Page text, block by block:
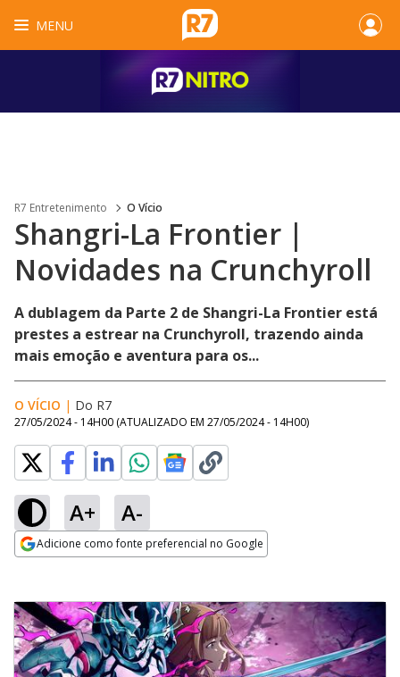
MENU
R7 Entretenimento O Vício
Shangri-La Frontier |
Novidades na Crunchyroll
A dublagem da Parte 2 de Shangri-La Frontier está
prestes a estrear na Crunchyroll, trazendo ainda
mais emoção e aventura para os...
O VÍCIO | Do R7
27/05/2024 - 14H00 (ATUALIZADO EM 27/05/2024 - 14H00)
A+ A-
Adicione como fonte preferencial no Google